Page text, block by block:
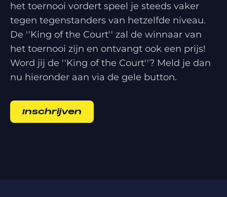
het toernooi vordert speel je steeds vaker
tegen tegenstanders van hetzelfde niveau.
De ''King of the Court'' zal de winnaar van
het toernooi zijn en ontvangt ook een prijs!
Word jij de ''King of the Court''? Meld je dan
nu hieronder aan via de gele button.
Inschrijven